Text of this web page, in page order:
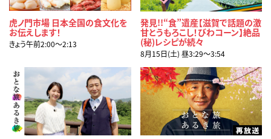
虎ノ門市場 日本全国の食文化を
お伝えします！
きょう午前2:00〜2:13
発見!!“食”遺産【滋賀で話題の激
甘とうもろこし！びわコーン】絶品
(秘)レシピが続々
8月15日(土) 昼3:29〜3:54